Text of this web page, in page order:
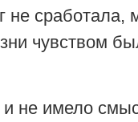
не сработала,
чувством
не имело